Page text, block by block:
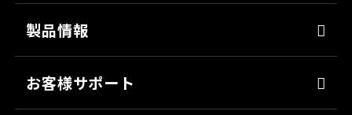
沿革
強靭化工法
ソリューション
製品情報
お客様サポート